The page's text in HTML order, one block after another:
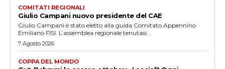
COMITATI REGIONALI
Giulio Campani nuovo presidente del CAE
Giulio Campani è stato eletto alla guida Comitato Appennino
Emiliano FISI. L’assemblea regionale tenutasi...
7 Agosto 2026
COPPA DEL MONDO